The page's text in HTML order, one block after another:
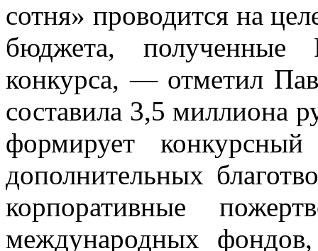
сотня» проводится на
бюджета,
конкурса, — отметил
составила 3,5 миллиона
формирует
дополнительных
корпоративные
международных